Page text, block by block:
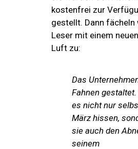
kostenfrei zur
gestellt. Dann fächeln
Leser mit einem
Luft zu:
Das
Fahnen
es nicht nur
März hissen,
sie auch den
seinem